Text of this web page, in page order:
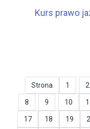
Kurs prawo
Strona 1 2
8 9 10
17 18 19